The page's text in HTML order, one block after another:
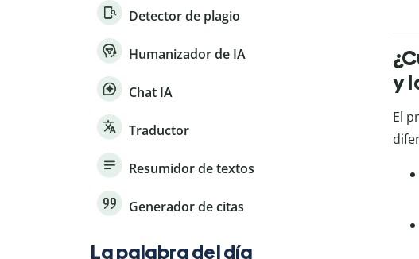
y
El
Detector de plagio
Humanizador de IA
Chat IA
Traductor
Resumidor de textos
Generador de citas
La palabra del día